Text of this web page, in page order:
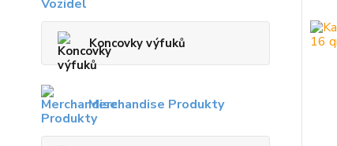
Koncovky výfuků
Merchandise Produkty